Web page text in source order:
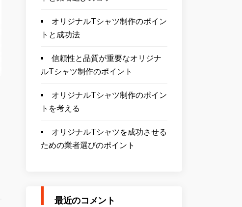
オリジナルTシャツ制作のポイン
トと成功法
信頼性と品質が重要なオリジナ
ルTシャツ制作のポイント
オリジナルTシャツ制作のポイン
トを考える
オリジナルTシャツを成功させる
ための業者選びのポイント
最近のコメント